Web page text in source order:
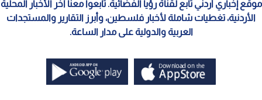
موقع إخباري أردني تابع لقناة رؤيا الفضائية. تابعوا معنا آخر الأخبار المحلية
الأردنية، تغطيات شاملة لأخبار فلسطين، وأبرز التقارير والمستجدات
العربية والدولية على مدار الساعة.